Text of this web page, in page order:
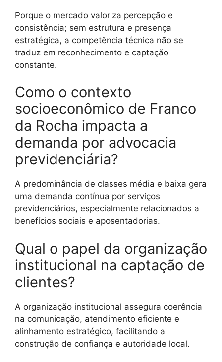
Porque o mercado valoriza percepção e
consistência; sem estrutura e presença
estratégica, a competência técnica não se
traduz em reconhecimento e captação
constante.
Como o contexto
socioeconômico de Franco
da Rocha impacta a
demanda por advocacia
previdenciária?
A predominância de classes média e baixa gera
uma demanda contínua por serviços
previdenciários, especialmente relacionados a
benefícios sociais e aposentadorias.
Qual o papel da organização
institucional na captação de
clientes?
A organização institucional assegura coerência
na comunicação, atendimento eficiente e
alinhamento estratégico, facilitando a
construção de confiança e autoridade local.